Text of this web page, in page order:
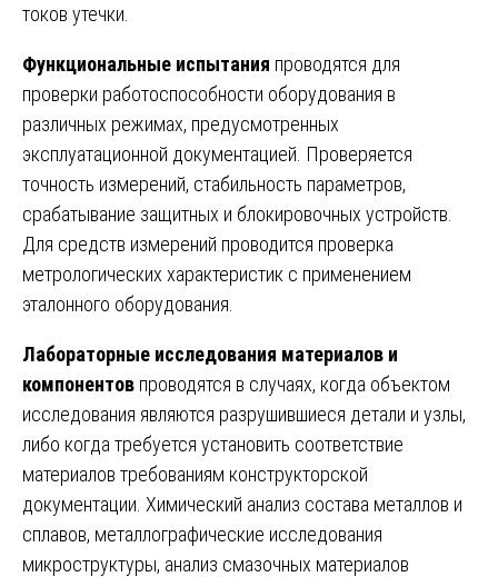
токов утечки.
Функциональные испытания проводятся для
проверки работоспособности оборудования в
различных режимах, предусмотренных
эксплуатационной документацией. Проверяется
точность измерений, стабильность параметров,
срабатывание защитных и блокировочных устройств.
Для средств измерений проводится проверка
метрологических характеристик с применением
эталонного оборудования.
Лабораторные исследования материалов и
компонентов проводятся в случаях, когда объектом
исследования являются разрушившиеся детали и узлы,
либо когда требуется установить соответствие
материалов требованиям конструкторской
документации. Химический анализ состава металлов и
сплавов, металлографические исследования
микроструктуры, анализ смазочных материалов